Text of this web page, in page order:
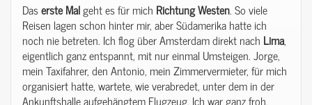
DasersteMalgeht es für mich RichtungWesten. So viele
Reisen lagen schon hinter mir, aber Südamerika hatte ich
noch nie betreten. Ich flog über Amsterdam direkt nach Lima,
eigentlich ganz entspannt, mit nur einmal Umsteigen. Jorge,
mein Taxifahrer, den Antonio, mein Zimmervermieter, für mich
organisiert hatte, wartete, wie verabredet, unter dem in der
Ankunftshalle aufgehängtem Flugzeug. Ich war ganz froh,